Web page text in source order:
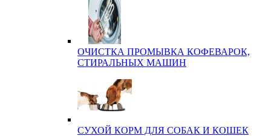
ОЧИСТКА ПРОМЫВКА КОФЕВАРОК,
СТИРАЛЬНЫХ МАШИН
СУХОЙ КОРМ ДЛЯ СОБАК И КОШЕК